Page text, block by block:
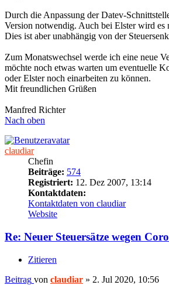
Durch die Anpassung der Datev-
Version notwendig. Auch bei Elster wird es
Dies ist aber unabhängig von der
Zum Monatswechsel werde ich eine neue
möchte noch etwas warten um eventuelle
oder Elster noch einarbeiten zu können.
Mit freundlichen Grüßen
Manfred Richter
Nach oben
claudiar
Chefin
Beiträge: 574
Registriert: 12. Dez 2007, 13:14
Kontaktdaten:
Kontaktdaten von claudiar
Website
Re: Neuer Steuersätze wegen
Zitieren
Beitrag von claudiar » 2. Jul 2020, 10:56